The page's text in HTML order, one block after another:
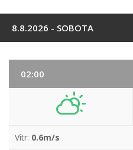
8.8.2026 - SOBOTA
02:00
Vítr: 0.6m/s